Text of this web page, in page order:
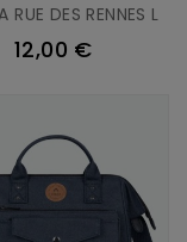
RUE DES RENNES L
12,00 €